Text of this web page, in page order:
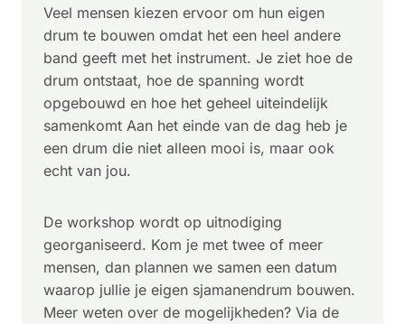
Veel mensen kiezen ervoor om hun eigen
drum te bouwen omdat het een heel andere
band geeft met het instrument. Je ziet hoe de
drum ontstaat, hoe de spanning wordt
opgebouwd en hoe het geheel uiteindelijk
samenkomt Aan het einde van de dag heb je
een drum die niet alleen mooi is, maar ook
echt van jou.
De workshop wordt op uitnodiging
georganiseerd. Kom je met twee of meer
mensen, dan plannen we samen een datum
waarop jullie je eigen sjamanendrum bouwen.
Meer weten over de mogelijkheden? Via de